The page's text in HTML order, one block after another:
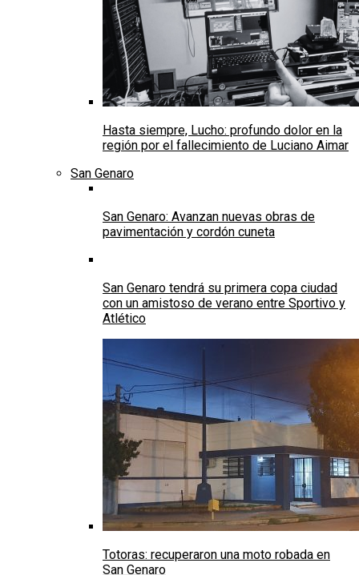
Hasta siempre, Lucho: profundo dolor en la
región por el fallecimiento de Luciano Aimar
San Genaro
San Genaro: Avanzan nuevas obras de
pavimentación y cordón cuneta
San Genaro tendrá su primera copa ciudad
con un amistoso de verano entre Sportivo y
Atlético
Totoras: recuperaron una moto robada en
San Genaro